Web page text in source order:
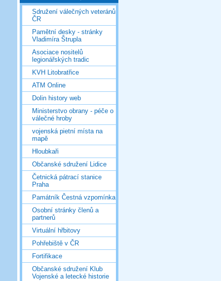
Sdružení válečných veteránů
ČR
Pamětní desky - stránky
Vladimíra Štrupla
Asociace nositelů
legionářských tradic
KVH Litobratřice
ATM Online
Dolin history web
Ministerstvo obrany - péče o
válečné hroby
vojenská pietní místa na
mapě
Hloubkaři
Občanské sdružení Lidice
Četnická pátrací stanice
Praha
Památník Čestná vzpomínka
Osobní stránky členů a
partnerů
Virtuální hřbitovy
Pohřebiště v ČR
Fortifikace
Občanské sdružení Klub
Vojenské a letecké historie